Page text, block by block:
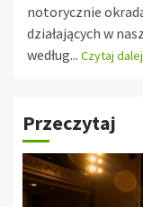
notorycznie
działających w
według... Czytaj dalej
Przeczytaj